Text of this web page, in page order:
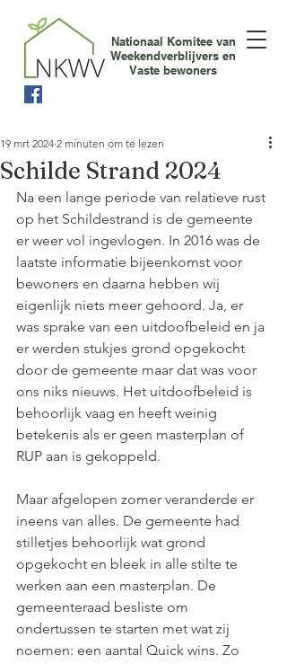
Nationaal Komitee van
Weekendverblijvers en
Vaste bewoners
Schilde Strand 2024
19 mrt 2024 2 minuten om te lezen
Na een lange periode van relatieve rust
op het Schildestrand is de gemeente
er weer vol ingevlogen. In 2016 was de
laatste informatie bijeenkomst voor
bewoners en daarna hebben wij
eigenlijk niets meer gehoord. Ja, er
was sprake van een uitdoofbeleid en ja
er werden stukjes grond opgekocht
door de gemeente maar dat was voor
ons niks nieuws. Het uitdoofbeleid is
behoorlijk vaag en heeft weinig
betekenis als er geen masterplan of
RUP aan is gekoppeld.
Maar afgelopen zomer veranderde er
ineens van alles. De gemeente had
stilletjes behoorlijk wat grond
opgekocht en bleek in alle stilte te
werken aan een masterplan. De
gemeenteraad besliste om
ondertussen te starten met wat zij
noemen: een aantal Quick wins. Zo